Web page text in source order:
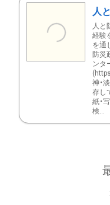
人
人と
経験
を通
防災
ンタ
神・
存し
紙・
検...